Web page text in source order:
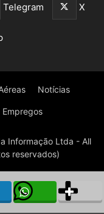
Telegram X
Notícias
Empregos
Informação Ltda - All
reservados)